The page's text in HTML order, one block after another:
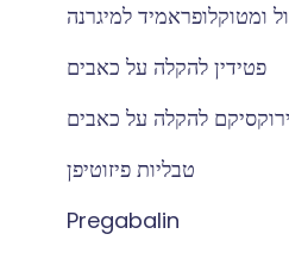
ומטוקלופראמיד למיגרנה
פטידין להקלה על כאבים
להקלה על כאבים
טבליות פיזוטיפן
Pregabalin